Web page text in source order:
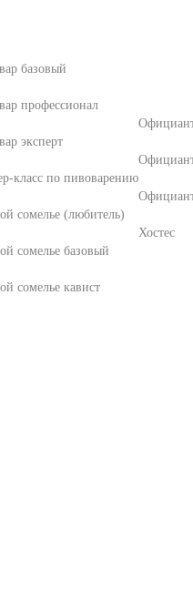
базовый
профессионал
эксперт
класс по пивоварению
сомелье (любитель)
сомелье базовый
сомелье кавист
Хостес